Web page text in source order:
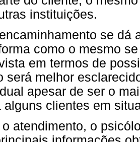
instituições.
se dá
como o mesmo
em termos de
será melhor
apesar de ser o
alguns clientes em
atendimento, o